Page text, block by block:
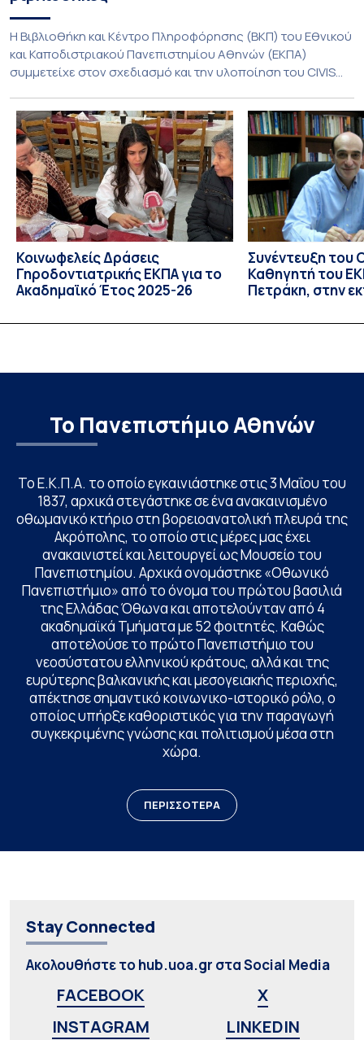
Η Βιβλιοθήκη και Κέντρο Πληροφόρησης (ΒΚΠ) του Εθνικού
και Καποδιστριακού Πανεπιστημίου Αθηνών (ΕΚΠΑ)
συμμετείχε στον σχεδιασμό και την υλοποίηση του CIVIS
Libraries and Participatory Culture” (IMOTION), το οποίο
πραγματοποιήθηκε με διαδικτυακές και δια ζώσης
εκπαιδευτικές δράσεις από τις 3 Ιουνίου έως τις 10 Ιουλίου
2026. Το πρόγραμμα αποτελεί […]
Κοινωφελείς Δράσεις
Γηροδοντιατρικής ΕΚΠΑ για το
Ακαδημαϊκό Έτος 2025-26
Συνέντευξη του
Καθηγητή του
Πετράκη, στην
Το Πανεπιστήμιο Αθηνών
Το Ε.Κ.Π.Α. το οποίο εγκαινιάστηκε στις 3 Μαΐου του
1837, αρχικά στεγάστηκε σε ένα ανακαινισμένο
οθωμανικό κτήριο στη βορειοανατολική πλευρά της
Ακρόπολης, το οποίο στις μέρες μας έχει
ανακαινιστεί και λειτουργεί ως Μουσείο του
Πανεπιστημίου. Αρχικά ονομάστηκε «Οθωνικό
Πανεπιστήμιο» από το όνομα του πρώτου βασιλιά
της Ελλάδας Όθωνα και αποτελούνταν από 4
ακαδημαϊκά Τμήματα με 52 φοιτητές. Καθώς
αποτελούσε το πρώτο Πανεπιστήμιο του
νεοσύστατου ελληνικού κράτους, αλλά και της
ευρύτερης βαλκανικής και μεσογειακής περιοχής,
απέκτησε σημαντικό κοινωνικο-ιστορικό ρόλο, ο
οποίος υπήρξε καθοριστικός για την παραγωγή
συγκεκριμένης γνώσης και πολιτισμού μέσα στη
χώρα.
ΠΕΡΙΣΣΟΤΕΡΑ
Stay Connected
Ακολουθήστε το hub.uoa.gr στα Social Media
FACEBOOK
X
INSTAGRAM
LINKEDIN